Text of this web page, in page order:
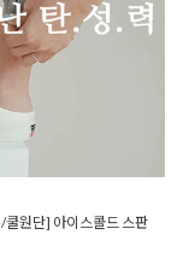
원단] 아이스콜드 스판